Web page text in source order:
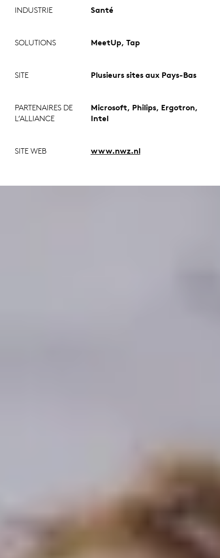
INDUSTRIE Santé
SOLUTIONS MeetUp, Tap
SITE Plusieurs sites aux Pays-Bas
PARTENAIRES DE
L’ALLIANCE
Microsoft, Philips, Ergotron,
Intel
SITE WEB www.nwz.nl